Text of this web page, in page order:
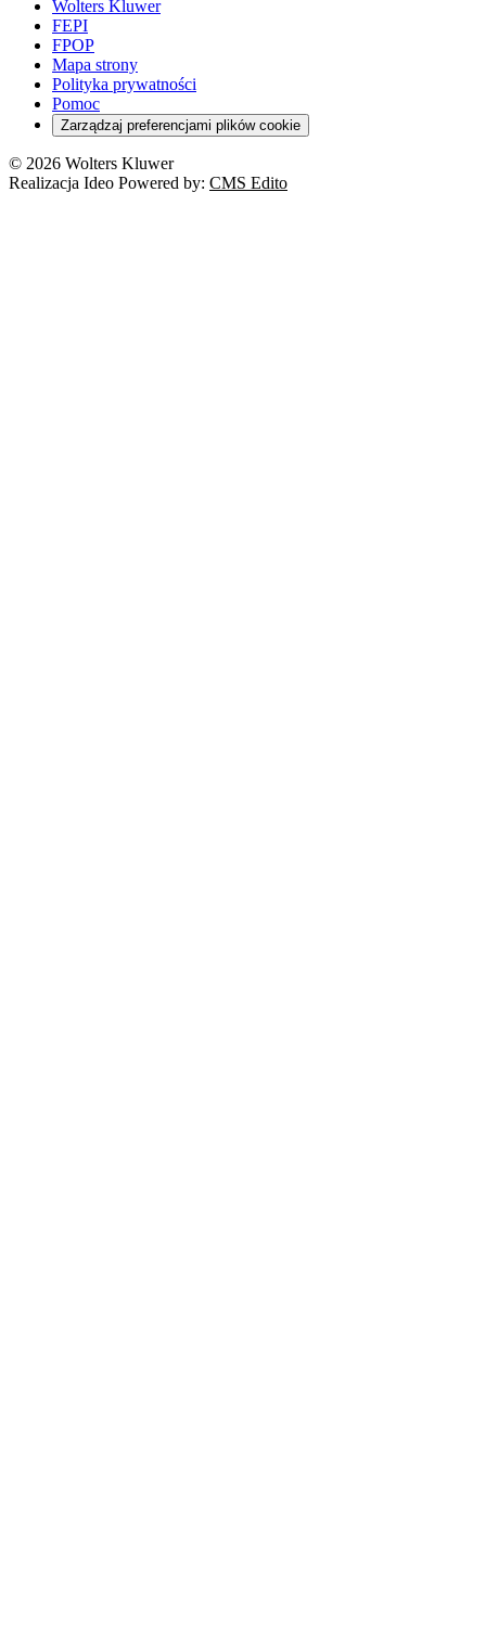
Wolters Kluwer
FEPI
FPOP
Mapa strony
Polityka prywatności
Pomoc
Zarządzaj preferencjami plików cookie
© 2026 Wolters Kluwer
Realizacja Ideo Powered by: CMS Edito